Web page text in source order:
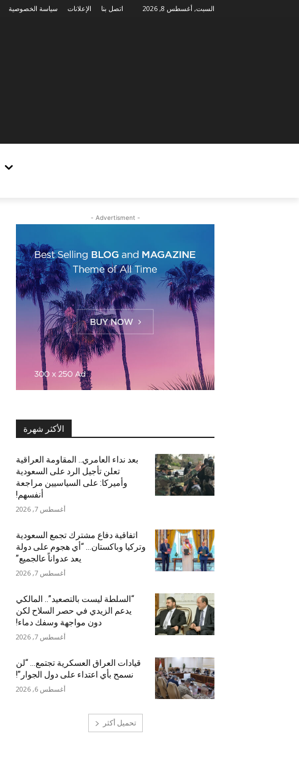
السبت, أغسطس 8, 2026 سياسة الخصوصية الإعلانات اتصل بنا
- Advertisment -
الأكثر شهرة
بعد نداء العامري.. المقاومة العراقية
تعلن تأجيل الرد على السعودية
وأميركا: على السياسيين مراجعة
أنفسهم!
أغسطس 7, 2026
اتفاقية دفاع مشترك تجمع السعودية
وتركيا وباكستان… “أي هجوم على دولة
يعد عدواناً عالجميع”
أغسطس 7, 2026
“السلطة ليست بالتصعيد”.. المالكي
يدعم الزيدي في حصر السلاح لكن
دون مواجهة وسفك دماء!
أغسطس 7, 2026
قيادات العراق العسكرية تجتمع… “لن
نسمح بأي اعتداء على دول الجوار”!
أغسطس 6, 2026
تحميل أكثر